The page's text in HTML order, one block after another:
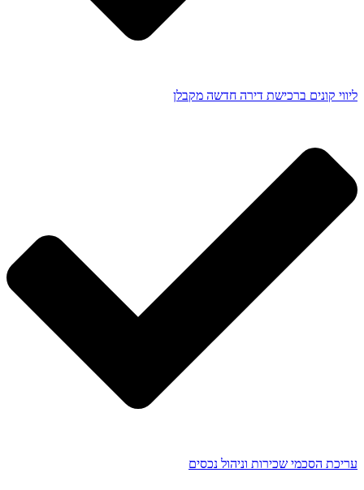
ליווי קונים ברכישת דירה חדשה מקבלן
עריכת הסכמי שכירות וניהול נכסים